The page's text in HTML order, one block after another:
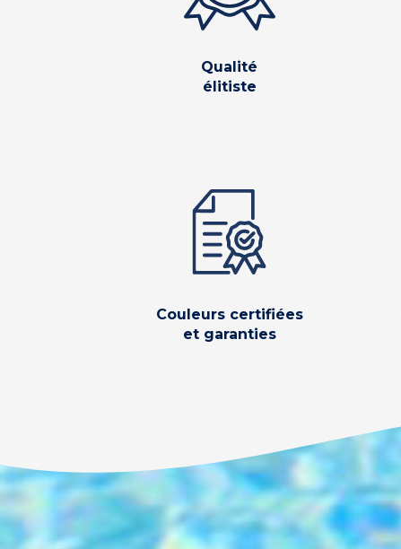
Qualité
élitiste
Couleurs certifiées
et garanties